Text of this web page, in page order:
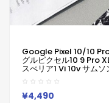
Google Pixel 10/10
グルピクセル10 9 Pro
スぺリア1 Vi 10v サム
Galaxy A55 A54 A56
ピクセル 8a Pro 7a 6/
15/14/13 保護カバー
¥4,490